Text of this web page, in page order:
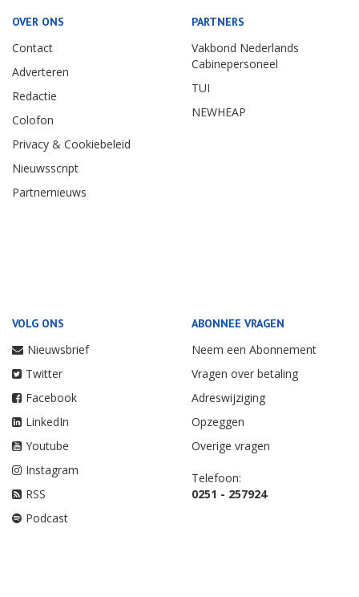
OVER ONS
Contact
Adverteren
Redactie
Colofon
Privacy & Cookiebeleid
Nieuwsscript
Partnernieuws
PARTNERS
Vakbond Nederlands
Cabinepersoneel
TUI
NEWHEAP
VOLG ONS
Nieuwsbrief
Twitter
Facebook
LinkedIn
Youtube
Instagram
RSS
Podcast
ABONNEE VRAGEN
Neem een Abonnement
Vragen over betaling
Adreswijziging
Opzeggen
Overige vragen
Telefoon:
0251 - 257924